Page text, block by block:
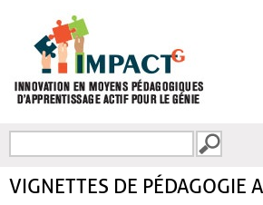
FORMULAIRE DE
VIGNETTES DE PÉDAGOGIE